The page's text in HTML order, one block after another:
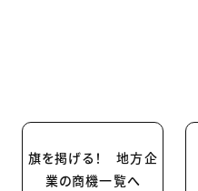
旗を掲げる！ 地方企
業の商機一覧へ